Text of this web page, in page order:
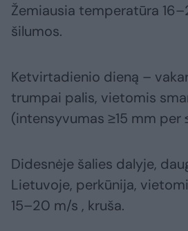
Žemiausia temperatūra
šilumos.
Ketvirtadienio dieną –
trumpai palis, vietomis
(intensyvumas ≥15 mm per
Didesnėje šalies dalyje,
Lietuvoje, perkūnija,
15–20 m/s , kruša.